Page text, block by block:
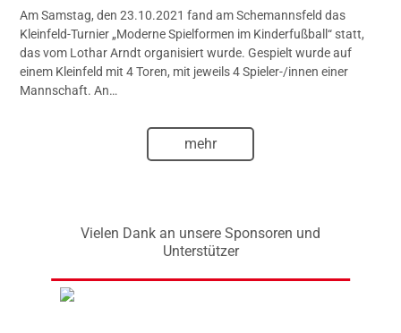
Am Samstag, den 23.10.2021 fand am Schemannsfeld das
Kleinfeld-Turnier „Moderne Spielformen im Kinderfußball“ statt,
das vom Lothar Arndt organisiert wurde. Gespielt wurde auf
einem Kleinfeld mit 4 Toren, mit jeweils 4 Spieler-/innen einer
Mannschaft. An…
mehr
Vielen Dank an unsere Sponsoren und
Unterstützer